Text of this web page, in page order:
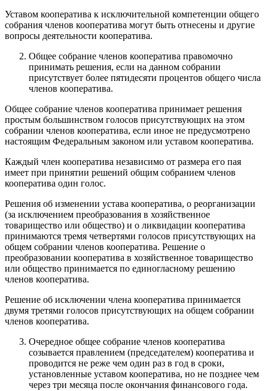
Уставом кооператива к исключительной компетенции общего
собрания членов кооператива могут быть отнесены и другие
вопросы деятельности кооператива.
Общее собрание членов кооператива правомочно
принимать решения, если на данном собрании
присутствует более пятидесяти процентов общего числа
членов кооператива.
Общее собрание членов кооператива принимает решения
простым большинством голосов присутствующих на этом
собрании членов кооператива, если иное не предусмотрено
настоящим Федеральным законом или уставом кооператива.
Каждый член кооператива независимо от размера его пая
имеет при принятии решений общим собранием членов
кооператива один голос.
Решения об изменении устава кооператива, о реорганизации
(за исключением преобразования в хозяйственное
товарищество или общество) и о ликвидации кооператива
принимаются тремя четвертями голосов присутствующих на
общем собрании членов кооператива. Решение о
преобразовании кооператива в хозяйственное товарищество
или общество принимается по единогласному решению
членов кооператива.
Решение об исключении члена кооператива принимается
двумя третями голосов присутствующих на общем собрании
членов кооператива.
Очередное общее собрание членов кооператива
созывается правлением (председателем) кооператива и
проводится не реже чем один раз в год в сроки,
установленные уставом кооператива, но не позднее чем
через три месяца после окончания финансового года.